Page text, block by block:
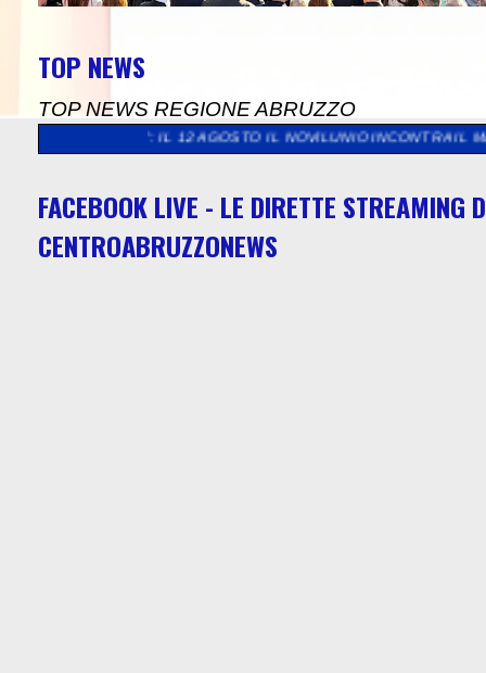
TOP NEWS
TOP NEWS REGIONE ABRUZZO
IL NOVILUNIO INCONTRA IL MARE DELLA RISERVA
FACEBOOK LIVE - LE DIRETTE STREAMING
CENTROABRUZZONEWS